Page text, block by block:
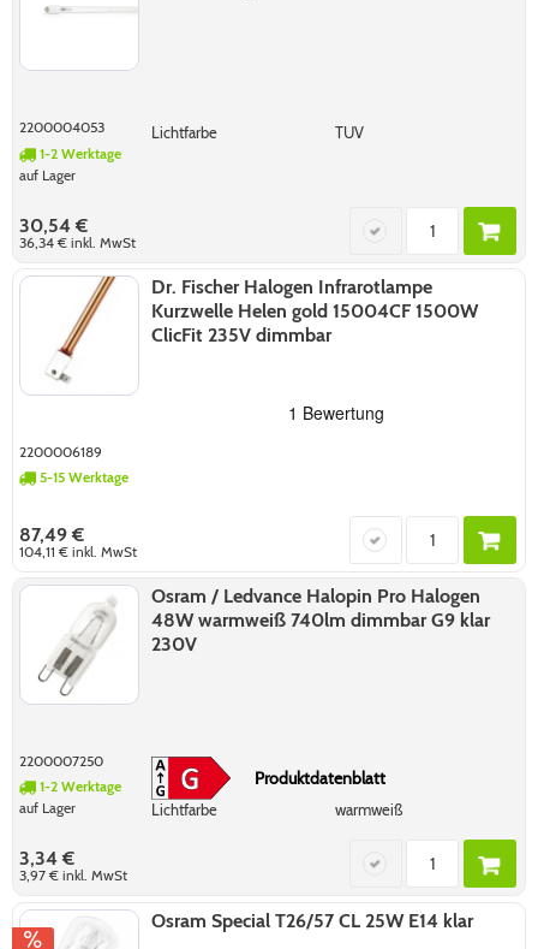
2200004053
1-2 Werktage
auf Lager
Lichtfarbe TUV
30,54 €
36,34 €inkl. MwSt
Dr. Fischer Halogen Infrarotlampe
Kurzwelle Helen gold 15004CF 1500W
ClicFit 235V dimmbar
2200006189
5-15 Werktage
87,49 €
104,11 €inkl. MwSt
Osram / Ledvance Halopin Pro Halogen
48W warmweiß 740lm dimmbar G9 klar
230V
2200007250
1-2 Werktage
auf Lager
Produktdatenblatt
Lichtfarbe warmweiß
3,34 €
3,97 €inkl. MwSt
Osram Special T26/57 CL 25W E14 klar